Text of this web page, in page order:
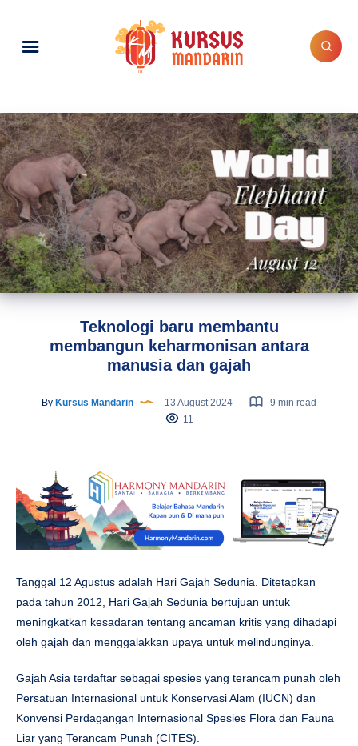
Teknologi baru membantu
membangun keharmonisan antara
manusia dan gajah
By Kursus Mandarin 13 August 2024
9 min read
11
Tanggal 12 Agustus adalah Hari Gajah Sedunia. Ditetapkan
pada tahun 2012, Hari Gajah Sedunia bertujuan untuk
meningkatkan kesadaran tentang ancaman kritis yang dihadapi
oleh gajah dan menggalakkan upaya untuk melindunginya.
Gajah Asia terdaftar sebagai spesies yang terancam punah oleh
Persatuan Internasional untuk Konservasi Alam (IUCN) dan
Konvensi Perdagangan Internasional Spesies Flora dan Fauna
Liar yang Terancam Punah (CITES).